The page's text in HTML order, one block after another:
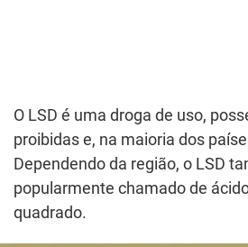
O LSD é uma droga de uso,
proibidas e, na maioria dos
Dependendo da região, o LSD
popularmente chamado de
quadrado.